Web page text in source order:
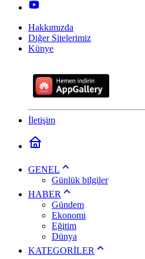
Hakkımızda
Diğer Sitelerimiz
Künye
İletişim
GENEL
Günlük bilgiler
HABER
Gündem
Ekonomi
Eğitim
Dünya
KATEGORİLER